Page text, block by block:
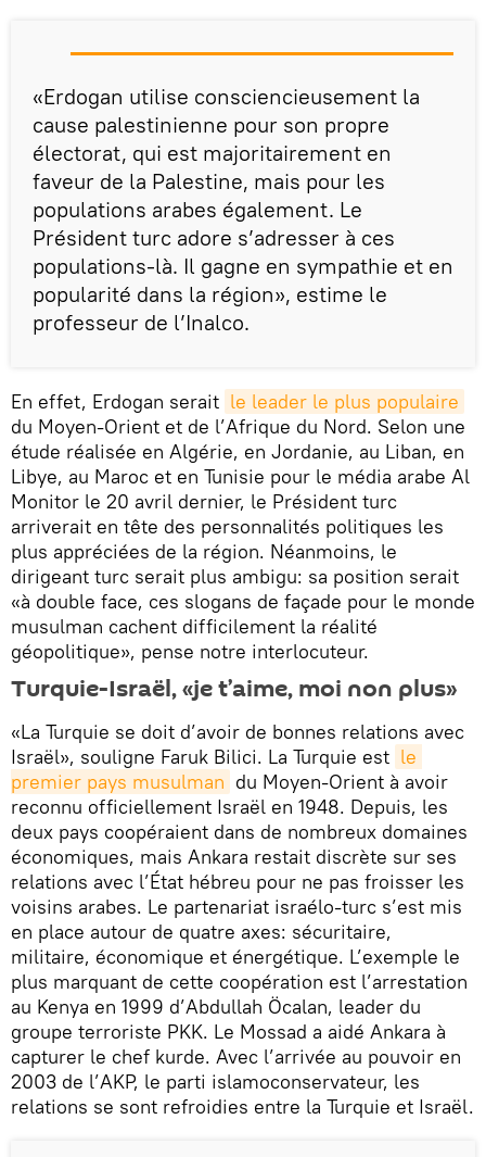
«Erdogan utilise consciencieusement la
cause palestinienne pour son propre
électorat, qui est majoritairement en
faveur de la Palestine, mais pour les
populations arabes également. Le
Président turc adore s’adresser à ces
populations-là. Il gagne en sympathie et en
popularité dans la région», estime le
professeur de l’Inalco.
En effet, Erdogan serait le leader le plus populaire
du Moyen-Orient et de l’Afrique du Nord. Selon une
étude réalisée en Algérie, en Jordanie, au Liban, en
Libye, au Maroc et en Tunisie pour le média arabe Al
Monitor le 20 avril dernier, le Président turc
arriverait en tête des personnalités politiques les
plus appréciées de la région. Néanmoins, le
dirigeant turc serait plus ambigu: sa position serait
«à double face, ces slogans de façade pour le monde
musulman cachent difficilement la réalité
géopolitique», pense notre interlocuteur.
Turquie-Israël, «je t’aime, moi non plus»
«La Turquie se doit d’avoir de bonnes relations avec
Israël», souligne Faruk Bilici. La Turquie est le
premier pays musulman du Moyen-Orient à avoir
reconnu officiellement Israël en 1948. Depuis, les
deux pays coopéraient dans de nombreux domaines
économiques, mais Ankara restait discrète sur ses
relations avec l’État hébreu pour ne pas froisser les
voisins arabes. Le partenariat israélo-turc s’est mis
en place autour de quatre axes: sécuritaire,
militaire, économique et énergétique. L’exemple le
plus marquant de cette coopération est l’arrestation
au Kenya en 1999 d’Abdullah Öcalan, leader du
groupe terroriste PKK. Le Mossad a aidé Ankara à
capturer le chef kurde. Avec l’arrivée au pouvoir en
2003 de l’AKP, le parti islamoconservateur, les
relations se sont refroidies entre la Turquie et Israël.